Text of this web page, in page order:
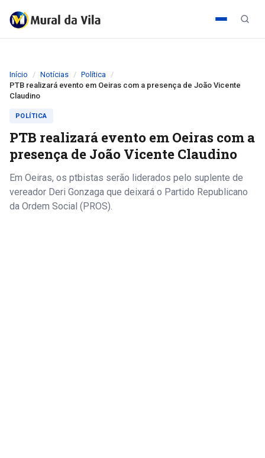
Início Notícias
Política
PTB realizará evento em Oeiras com a presença de João Vicente
Claudino
POLÍTICA
PTB realizará evento em Oeiras com a
presença de João Vicente Claudino
Em Oeiras, os ptbistas serão liderados pelo suplente de
vereador Deri Gonzaga que deixará o Partido Republicano
da Ordem Social (PROS).